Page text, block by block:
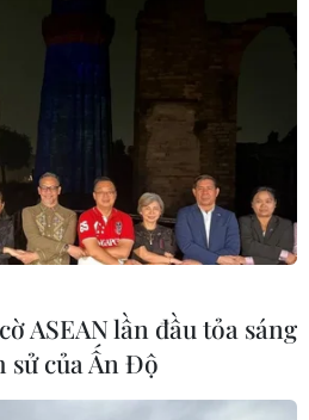
ASEAN lần đầu tỏa sáng
của Ấn Độ